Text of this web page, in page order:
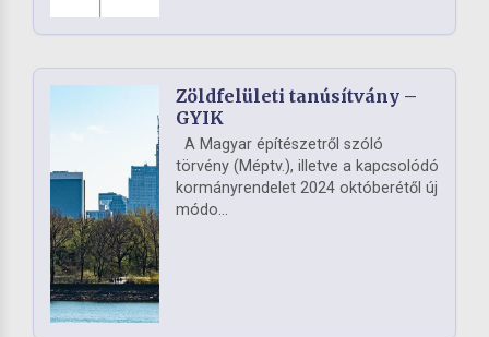
Zöldfelületi tanúsítvány –
GYIK
A Magyar építészetről szóló
törvény (Méptv.), illetve a kapcsolódó
kormányrendelet 2024 októberétől új
módo...